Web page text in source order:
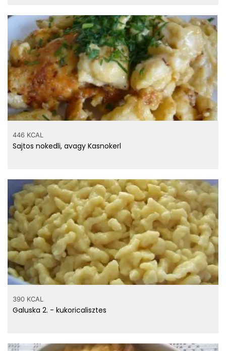
446 KCAL
Sajtos nokedli, avagy Kasnokerl
390 KCAL
Galuska 2. - kukoricalisztes